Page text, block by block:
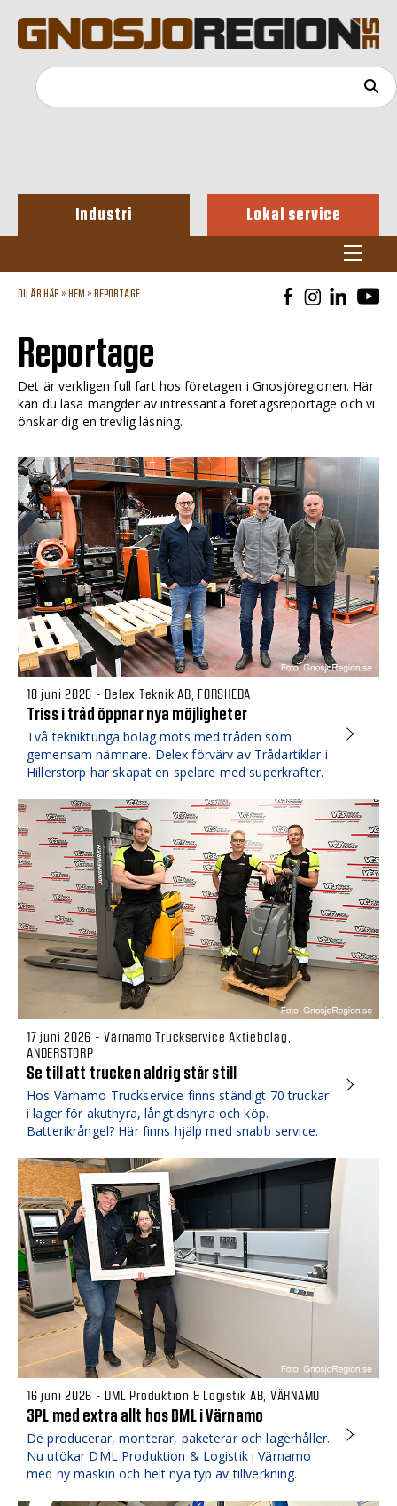
Industri Lokal service
DU ÄR HÄR » HEM » REPORTAGE
Reportage
Det är verkligen full fart hos företagen i Gnosjöregionen. Här
kan du läsa mängder av intressanta företagsreportage och vi
önskar dig en trevlig läsning.
18 juni 2026 - Delex Teknik AB, FORSHEDA
Triss i tråd öppnar nya möjligheter
Två tekniktunga bolag möts med tråden som
gemensam nämnare. Delex förvärv av Trådartiklar i
Hillerstorp har skapat en spelare med superkrafter.
17 juni 2026 - Värnamo Truckservice Aktiebolag,
ANDERSTORP
Se till att trucken aldrig står still
Hos Värnamo Truckservice finns ständigt 70 truckar
i lager för akuthyra, långtidshyra och köp.
Batterikrångel? Här finns hjälp med snabb service.
16 juni 2026 - DML Produktion & Logistik AB, VÄRNAMO
3PL med extra allt hos DML i Värnamo
De producerar, monterar, paketerar och lagerhåller.
Nu utökar DML Produktion & Logistik i Värnamo
med ny maskin och helt nya typ av tillverkning.